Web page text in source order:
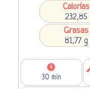
Calorías
232,85
Grasas
81,77 g
30 min